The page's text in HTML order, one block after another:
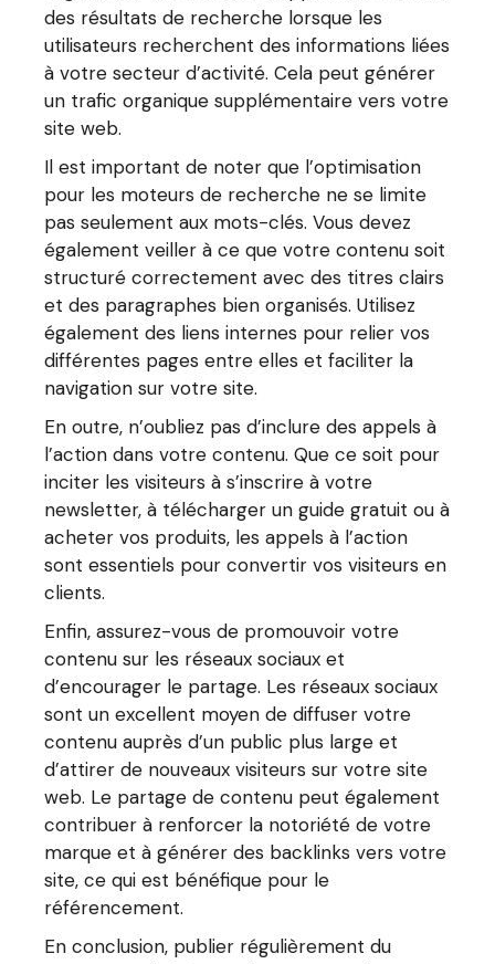
des résultats de recherche lorsque les
utilisateurs recherchent des informations liées
à votre secteur d’activité. Cela peut générer
un trafic organique supplémentaire vers votre
site web.
Il est important de noter que l’optimisation
pour les moteurs de recherche ne se limite
pas seulement aux mots-clés. Vous devez
également veiller à ce que votre contenu soit
structuré correctement avec des titres clairs
et des paragraphes bien organisés. Utilisez
également des liens internes pour relier vos
différentes pages entre elles et faciliter la
navigation sur votre site.
En outre, n’oubliez pas d’inclure des appels à
l’action dans votre contenu. Que ce soit pour
inciter les visiteurs à s’inscrire à votre
newsletter, à télécharger un guide gratuit ou à
acheter vos produits, les appels à l’action
sont essentiels pour convertir vos visiteurs en
clients.
Enfin, assurez-vous de promouvoir votre
contenu sur les réseaux sociaux et
d’encourager le partage. Les réseaux sociaux
sont un excellent moyen de diffuser votre
contenu auprès d’un public plus large et
d’attirer de nouveaux visiteurs sur votre site
web. Le partage de contenu peut également
contribuer à renforcer la notoriété de votre
marque et à générer des backlinks vers votre
site, ce qui est bénéfique pour le
référencement.
En conclusion, publier régulièrement du